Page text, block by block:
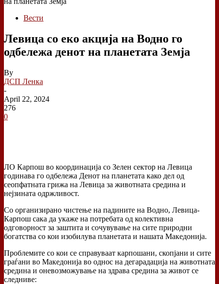
Вести
Левица со еко акција на Водно го
одбележа денот на планетата Земја
By
ДСП Ленка
-
April 22, 2024
276
0
ЛО Карпош во координација со Зелен сектор на Левица
годинава го одбележа Денот на планетата како дел од
сеопфатната грижа на Левица за животната средина и
нејзината одржливост.
Со организирано чистење на падините на Водно, Левица-
Карпош сака да укаже на потребата од колективна
одговорност за заштита и сочувување на сите природни
богатства со кои изобилува планетата и нашата Македонија.
Проблемите со кои се справуваат карпошани, скопјани и сите
граѓани во Македонија во однос на дегарадација на животната
средина и оневозможување на здрава средина за живот се
следниве: